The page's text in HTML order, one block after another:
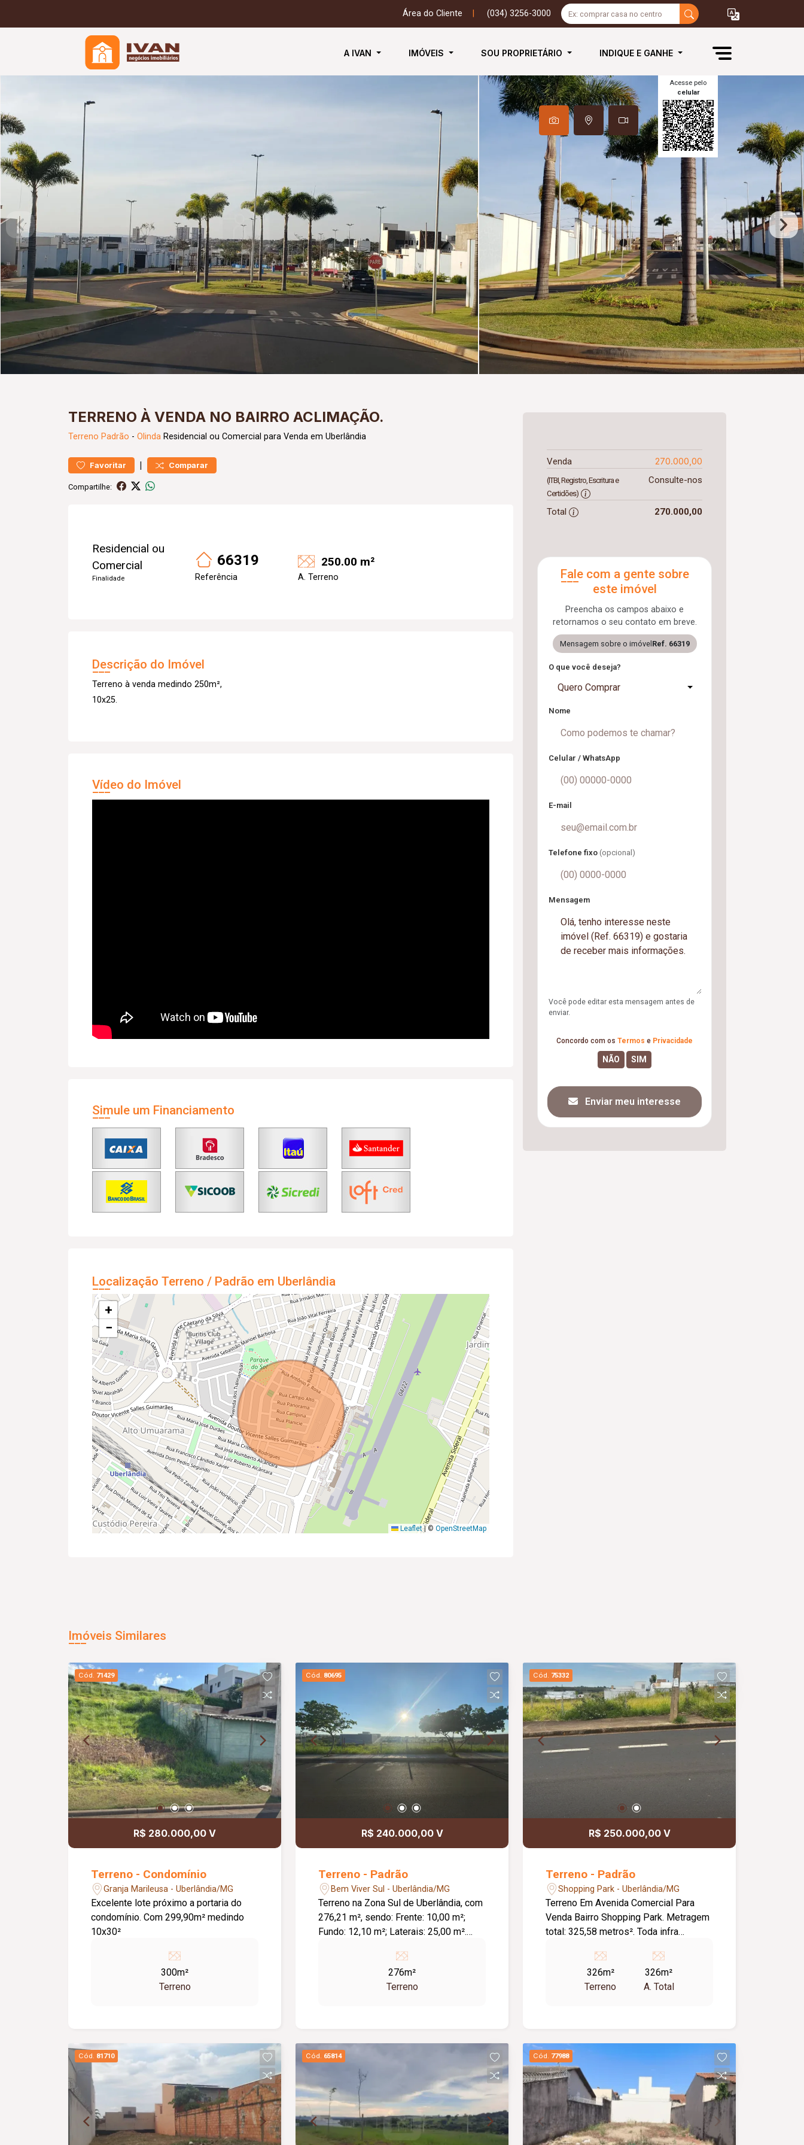
Área do Cliente (034) 3256-3000
A IVAN IMÓVEIS SOU PROPRIETÁRIO INDIQUE E GANHE
Acesse pelo
celular
TERRENO À VENDA NO BAIRRO ACLIMAÇÃO.
Terreno Padrão - Olinda Residencial ou Comercial para Venda em Uberlândia
Favoritar | Comparar
Compartilhe:
Residencial ou
Comercial
Finalidade
66319
Referência
250.00 m²
A. Terreno
Descrição do Imóvel
Terreno à venda medindo 250m²,
10x25.
Vídeo do Imóvel
Simule um Financiamento
Localização Terreno / Padrão em Uberlândia
+
−
Leaflet |© OpenStreetMap
Venda 270.000,00
(ITBI, Registro, Escritura e
Certidões)
Consulte-nos
Total 270.000,00
Fale com a gente sobre
este imóvel
Preencha os campos abaixo e
retornamos o seu contato em breve.
Mensagem sobre o imóvel Ref. 66319
O que você deseja?
Quero Comprar
Nome
Celular / WhatsApp
E-mail
Telefone fixo (opcional)
Mensagem
Você pode editar esta mensagem antes de
enviar.
Concordo com os Termos e Privacidade
Enviar meu interesse
Imóveis Similares
Cód. 71429
R$ 280.000,00 V
Terreno - Condomínio
Granja Marileusa - Uberlândia/MG
Excelente lote próximo a portaria do
condomínio. Com 299,90m² medindo
10x30²
300m²
Terreno
Cód. 80695
R$ 240.000,00 V
Terreno - Padrão
Bem Viver Sul - Uberlândia/MG
Terreno na Zona Sul de Uberlândia, com
276,21 m², sendo: Frente: 10,00 m²;
Fundo: 12,10 m²; Laterais: 25,00 m².
276m²
Terreno
Cód. 75332
R$ 250.000,00 V
Terreno - Padrão
Shopping Park - Uberlândia/MG
Terreno Em Avenida Comercial Para
Venda Bairro Shopping Park. Metragem
total: 325,58 metros². Toda infra
326m²
Terreno
326m²
A. Total
Cód. 81710 Cód. 65814 Cód. 77988